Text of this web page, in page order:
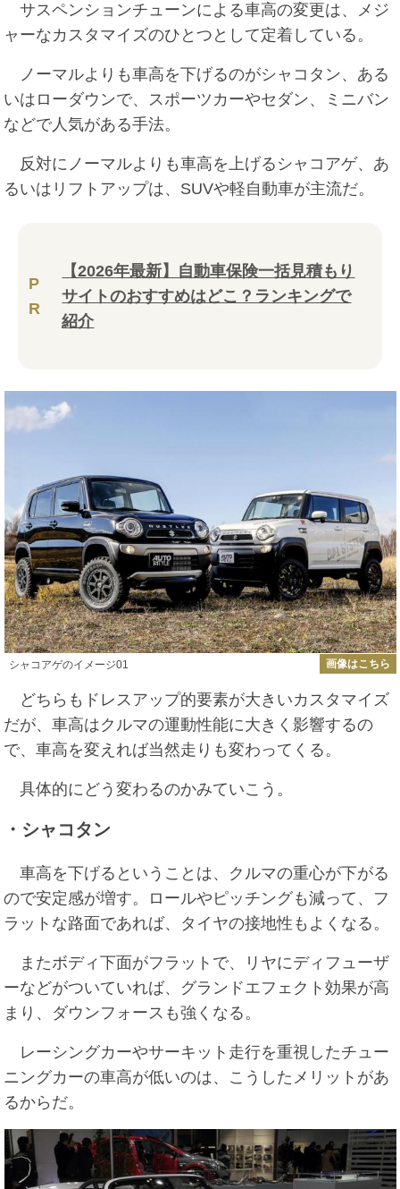
サスペンションチューンによる車高の変更は、メジ
ャーなカスタマイズのひとつとして定着している。
ノーマルよりも車高を下げるのがシャコタン、ある
いはローダウンで、スポーツカーやセダン、ミニバン
などで人気がある手法。
反対にノーマルよりも車高を上げるシャコアゲ、あ
るいはリフトアップは、SUVや軽自動車が主流だ。
P
R
【2026年最新】自動車保険一括見積もり
サイトのおすすめはどこ？ランキングで
紹介
シャコアゲのイメージ01 画像はこちら
どちらもドレスアップ的要素が大きいカスタマイズ
だが、車高はクルマの運動性能に大きく影響するの
で、車高を変えれば当然走りも変わってくる。
具体的にどう変わるのかみていこう。
・シャコタン
車高を下げるということは、クルマの重心が下がる
ので安定感が増す。ロールやピッチングも減って、フ
ラットな路面であれば、タイヤの接地性もよくなる。
またボディ下面がフラットで、リヤにディフューザ
ーなどがついていれば、グランドエフェクト効果が高
まり、ダウンフォースも強くなる。
レーシングカーやサーキット走行を重視したチュー
ニングカーの車高が低いのは、こうしたメリットがあ
るからだ。